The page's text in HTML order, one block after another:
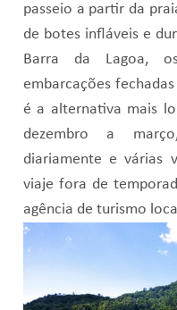
passeio a partir da
de botes infláveis e
Barra da Lagoa,
embarcações
é a alternativa mais
dezembro a
diariamente e várias
viaje fora de
agência de turismo